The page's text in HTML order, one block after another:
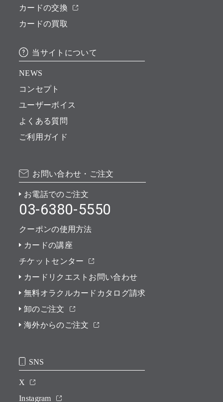
カードの交換
カードの買取
当サイトについて
NEWS
コンセプト
ユーザーボイス
よくある質問
ご利用ガイド
お問い合わせ・ご注文
お電話でのご注文
03-6380-5550
クーポンの使用方法
カードの講座
チケットセンター
カードリクエストお問い合わせ
無料オラクルカードカタログ請求
卸のご注文
海外からのご注文
SNS
X
Instagram